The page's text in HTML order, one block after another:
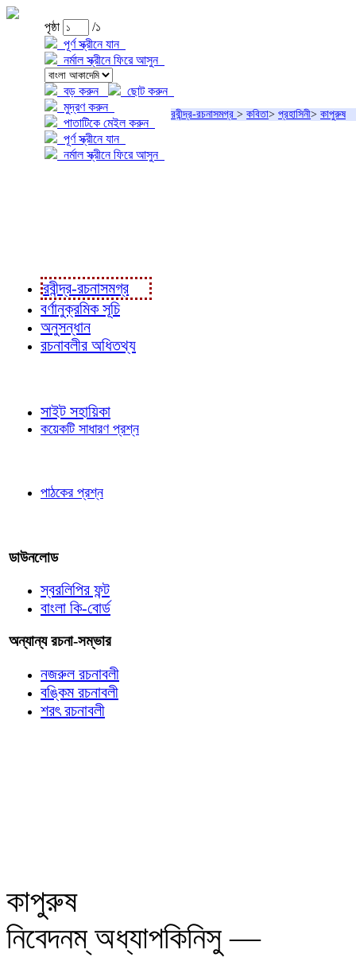
পৃষ্ঠা
/১
পূর্ণ স্ক্রীনে যান
নর্মাল স্ক্রীনে ফিরে আসুন
বড় করুন
ছোট করুন
মুদ্রণ করুন
পাতাটিকে মেইল করুন
পূর্ণ স্ক্রীনে যান
নর্মাল স্ক্রীনে ফিরে আসুন
রবীন্দ্র-রচনাসমগ্র > কবিতা> প্রহাসিনী> কাপুরুষ
রবীন্দ্র-রচনাসমগ্র
বর্ণানুক্রমিক সূচি
অনুসন্ধান
রচনাবলীর অধিতথ্য
সাইট সহায়িকা
কয়েকটি সাধারণ প্রশ্ন
পাঠকের প্রশ্ন
ডাউনলোড
স্বরলিপির ফন্ট
বাংলা কি-বোর্ড
অন্যান্য রচনা-সম্ভার
নজরুল রচনাবলী
বঙ্কিম রচনাবলী
শরৎ রচনাবলী
কাপুরুষ
নিবেদনম্‌ অধ্যাপকিনিসু —